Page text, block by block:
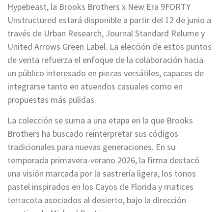
Hypebeast, la Brooks Brothers x New Era 9FORTY
Unstructured estará disponible a partir del 12 de junio a
través de Urban Research, Journal Standard Relume y
United Arrows Green Label. La elección de estos puntos
de venta refuerza el enfoque de la colaboración hacia
un público interesado en piezas versátiles, capaces de
integrarse tanto en atuendos casuales como en
propuestas más pulidas.
La colección se suma a una etapa en la que Brooks
Brothers ha buscado reinterpretar sus códigos
tradicionales para nuevas generaciones. En su
temporada primavera-verano 2026, la firma destacó
una visión marcada por la sastrería ligera, los tonos
pastel inspirados en los Cayos de Florida y matices
terracota asociados al desierto, bajo la dirección